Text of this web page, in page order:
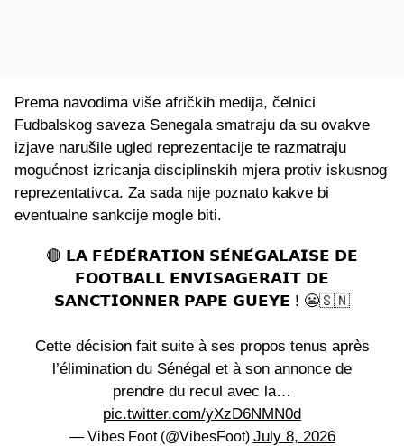
Prema navodima više afričkih medija, čelnici
Fudbalskog saveza Senegala smatraju da su ovakve
izjave narušile ugled reprezentacije te razmatraju
mogućnost izricanja disciplinskih mjera protiv iskusnog
reprezentativca. Za sada nije poznato kakve bi
eventualne sankcije mogle biti.
🔴 𝗟𝗔 𝗙𝗘́𝗗𝗘́𝗥𝗔𝗧𝗜𝗢𝗡 𝗦𝗘́𝗡𝗘́𝗚𝗔𝗟𝗔𝗜𝗦𝗘 𝗗𝗘
𝗙𝗢𝗢𝗧𝗕𝗔𝗟𝗟 𝗘𝗡𝗩𝗜𝗦𝗔𝗚𝗘𝗥𝗔𝗜𝗧 𝗗𝗘
𝗦𝗔𝗡𝗖𝗧𝗜𝗢𝗡𝗡𝗘𝗥 𝗣𝗔𝗣𝗘 𝗚𝗨𝗘𝗬𝗘 ! 😬🇸🇳
Cette décision fait suite à ses propos tenus après
l’élimination du Sénégal et à son annonce de
prendre du recul avec la…
pic.twitter.com/yXzD6NMN0d
— Vibes Foot (@VibesFoot) July 8, 2026